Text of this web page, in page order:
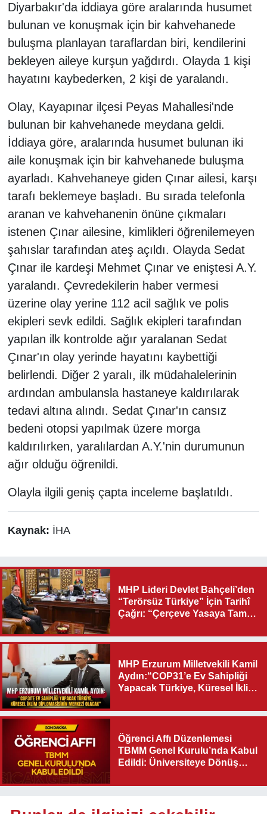
Diyarbakır'da iddiaya göre aralarında husumet
bulunan ve konuşmak için bir kahvehanede
buluşma planlayan taraflardan biri, kendilerini
bekleyen aileye kurşun yağdırdı. Olayda 1 kişi
hayatını kaybederken, 2 kişi de yaralandı.
Olay, Kayapınar ilçesi Peyas Mahallesi'nde
bulunan bir kahvehanede meydana geldi.
İddiaya göre, aralarında husumet bulunan iki
aile konuşmak için bir kahvehanede buluşma
ayarladı. Kahvehaneye giden Çınar ailesi, karşı
tarafı beklemeye başladı. Bu sırada telefonla
aranan ve kahvehanenin önüne çıkmaları
istenen Çınar ailesine, kimlikleri öğrenilemeyen
şahıslar tarafından ateş açıldı. Olayda Sedat
Çınar ile kardeşi Mehmet Çınar ve eniştesi A.Y.
yaralandı. Çevredekilerin haber vermesi
üzerine olay yerine 112 acil sağlık ve polis
ekipleri sevk edildi. Sağlık ekipleri tarafından
yapılan ilk kontrolde ağır yaralanan Sedat
Çınar'ın olay yerinde hayatını kaybettiği
belirlendi. Diğer 2 yaralı, ilk müdahalelerinin
ardından ambulansla hastaneye kaldırılarak
tedavi altına alındı. Sedat Çınar'ın cansız
bedeni otopsi yapılmak üzere morga
kaldırılırken, yaralılardan A.Y.'nin durumunun
ağır olduğu öğrenildi.
Olayla ilgili geniş çapta inceleme başlatıldı.
Kaynak: İHA
MHP Lideri Devlet Bahçeli’den
“Terörsüz Türkiye” İçin Tarihî
Çağrı: “Çerçeve Yasaya Tam
MHP Erzurum Milletvekili Kamil
Aydın:“COP31’e Ev Sahipliği
Yapacak Türkiye, Küresel İklim
Olacak"
Öğrenci Affı Düzenlemesi
TBMM Genel Kurulu’nda Kabul
Edildi: Üniversiteye Dönüş